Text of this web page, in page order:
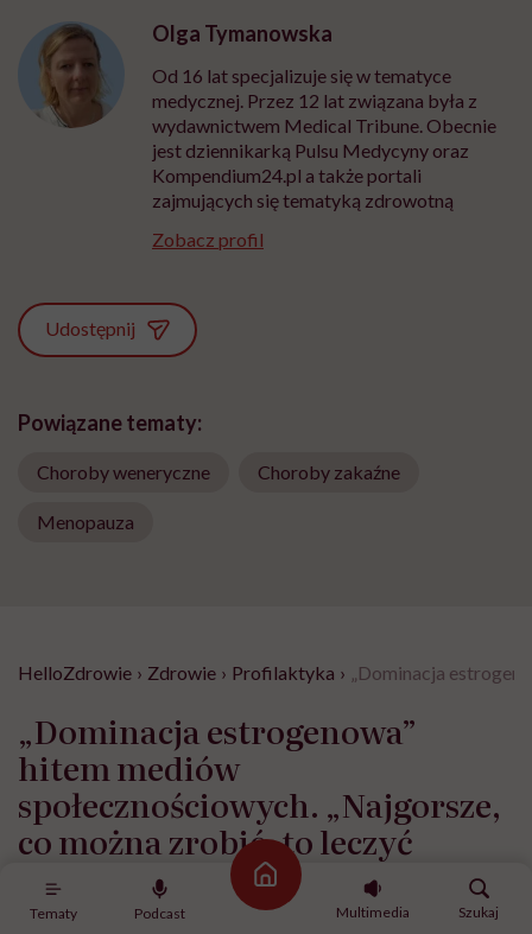
Tematy Podcast
Strona główna
Multimedia
Szukaj
Olga Tymanowska
Od 16 lat specjalizuje się w tematyce
medycznej. Przez 12 lat związana była z
wydawnictwem Medical Tribune. Obecnie
jest dziennikarką Pulsu Medycyny oraz
Kompendium24.pl a także portali
zajmujących się tematyką zdrowotną
Zobacz profil
Udostępnij
Powiązane tematy:
Choroby weneryczne Choroby zakaźne
Menopauza
HelloZdrowie › Zdrowie › Profilaktyka › „Dominacja
„Dominacja estrogenowa”
hitem mediów
społecznościowych. „Najgorsze,
co można zrobić, to leczyć
modne hasło”